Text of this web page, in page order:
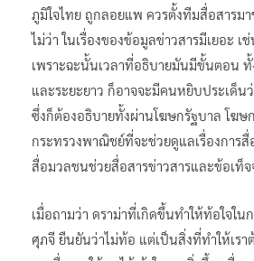
ภูมิใจไทย ถูกลอยแพ ควรตั้งทีมสื่อสารมา
ไม่ว่า ในเรื่องของข้อมูลข่าวสารมีเยอะ เ
เพราะฉะนั้นเวลาที่อธิบายมันมีขั้นตอน ทั้
และระยะยาว ก็อาจจะมีคนหยิบประเด็น
ซึ่งก็ต้องอธิบายทั้งผ่านโฆษกรัฐบาล โฆษ
กระทรวงพาณิชย์ที่จะช่วยดูแลเรื่องการ
สื่อมวลชนช่วยสื่อสารข่าวสารและข้อเท็จ
เมื่อถามว่า ดราม่าที่เกิดขึ้นทำให้ท้อใจใน
ศุภจี ยืนยันว่าไม่ท้อ แต่เป็นสิ่งที่ทำให้เรา